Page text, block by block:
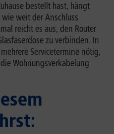
bestellt hast, hängt
weit der Anschluss
reicht es aus, den Router
zu verbinden. In
Servicetermine nötig,
Wohnungsverkabelung